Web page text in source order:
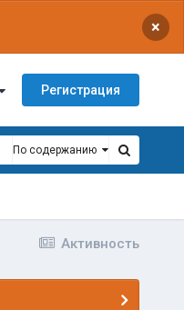
×
Регистрация
По содержанию
Активность